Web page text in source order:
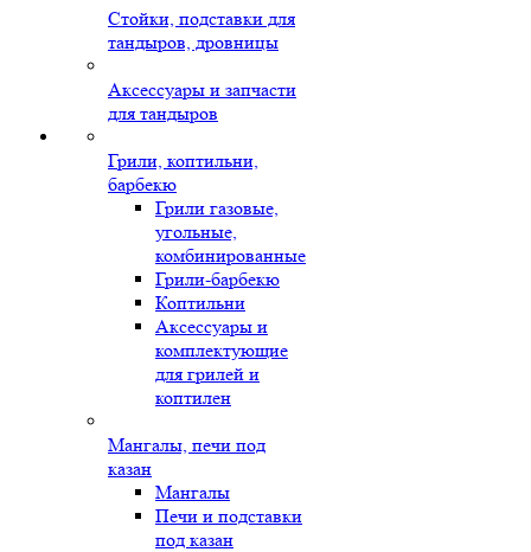
Стойки, подставки для
тандыров, дровницы
Аксессуары и запчасти
для тандыров
Грили, коптильни,
барбекю
Грили газовые,
угольные,
комбинированные
Грили-барбекю
Коптильни
Аксессуары и
комплектующие
для грилей и
коптилен
Мангалы, печи под
казан
Мангалы
Печи и подставки
под казан